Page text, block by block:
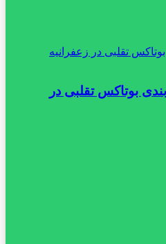
تقلبی در زعفرانیه
بوتاکس تقلبی در